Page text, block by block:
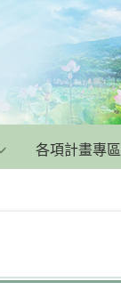
各項計畫專區